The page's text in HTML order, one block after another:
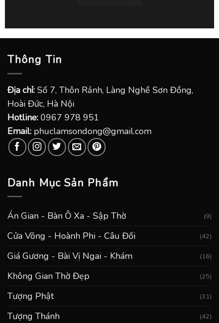
Thông Tin
Địa chỉ: Số 7, Thôn Rảnh, Làng Nghề Sơn Đồng,
Hoài Đức, Hà Nội
Hotline: 0967 978 951
Email: phuclamsondong@gmail.com
Danh Mục Sản Phẩm
Án Gian - Bàn Ô Xa - Sập Thờ (9)
Cửa Võng - Hoành Phi - Câu Đối (42)
Giá Gương - Bài Vị Ngai - Khám (16)
Không Gian Thờ Đẹp (25)
Tượng Phật (31)
Tượng Thánh (42)